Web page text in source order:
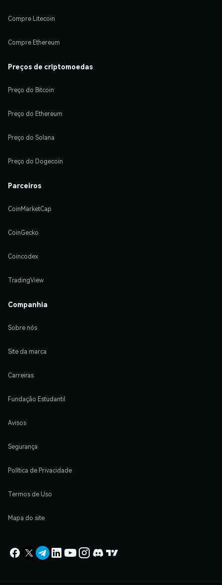
Compre Litecoin
Compre Ethereum
Preços de criptomoedas
Preço do Bitcoin
Preço do Ethereum
Preço do Solana
Preço do Dogecoin
Parceiros
CoinMarketCap
CoinGecko
Coincodex
TradingView
Companhia
Sobre nós
Site da marca
Carreiras
Fundação Estudantil
Avisos
Segurança
Política de Privacidade
Termos de Uso
Mapa do site